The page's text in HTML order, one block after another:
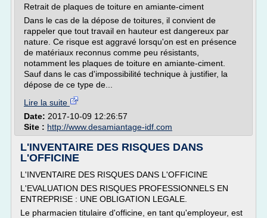
Retrait de plaques de toiture en amiante-ciment
Dans le cas de la dépose de toitures, il convient de
rappeler que tout travail en hauteur est dangereux par
nature. Ce risque est aggravé lorsqu'on est en présence
de matériaux reconnus comme peu résistants,
notamment les plaques de toiture en amiante-ciment.
Sauf dans le cas d'impossibilité technique à justifier, la
dépose de ce type de...
Lire la suite
Date: 2017-10-09 12:26:57
Site : http://www.desamiantage-idf.com
L'INVENTAIRE DES RISQUES DANS
L'OFFICINE
L'INVENTAIRE DES RISQUES DANS L'OFFICINE
L'EVALUATION DES RISQUES PROFESSIONNELS EN
ENTREPRISE : UNE OBLIGATION LEGALE.
Le pharmacien titulaire d'officine, en tant qu'employeur, est